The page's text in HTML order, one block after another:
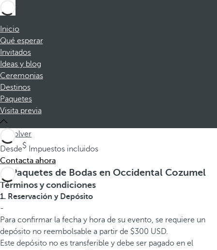
Inicio
Qué esperar
Invitados
Ideas y blog
Ceremonias
Destinos
Paquetes
Visita previa
volver
Desde
Impuestos incluidos
Contacta ahora
Paquetes de Bodas en Occidental Cozumel
Términos y condiciones
1. Reservación y Depósito
-
Para confirmar la fecha y hora de su evento, se requiere un
depósito no reembolsable a partir de $300 USD.
Este depósito no es transferible y debe ser pagado en el